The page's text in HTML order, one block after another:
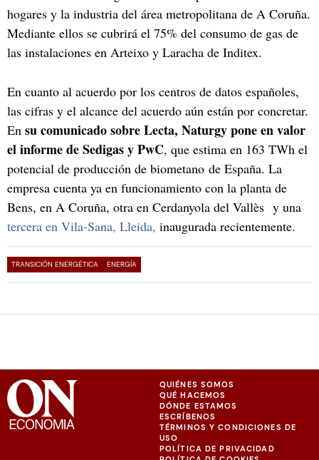
hogares y la industria del área metropolitana de A Coruña.
Mediante ellos se cubrirá el 75% del consumo de gas de
las instalaciones en Arteixo y Laracha de Inditex.
En cuanto al acuerdo por los centros de datos españoles,
las cifras y el alcance del acuerdo aún están por concretar.
En su comunicado sobre Lecta, Naturgy pone en valor
el informe de Sedigas y PwC, que estima en 163 TWh el
potencial de producción de biometano de España. La
empresa cuenta ya en funcionamiento con la planta de
Bens, en A Coruña, otra en Cerdanyola del Vallès y una
tercera en Vila-Sana, Lleida, inaugurada recientemente.
TRANSICIÓN ENERGÉTICA ENERGÍA
QUIÉNES SOMOS
QUÉ HACEMOS
DÓNDE ESTAMOS
ESCRÍBENOS
TÉRMINOS Y CONDICIONES DE
USO
POLÍTICA DE PRIVACIDAD